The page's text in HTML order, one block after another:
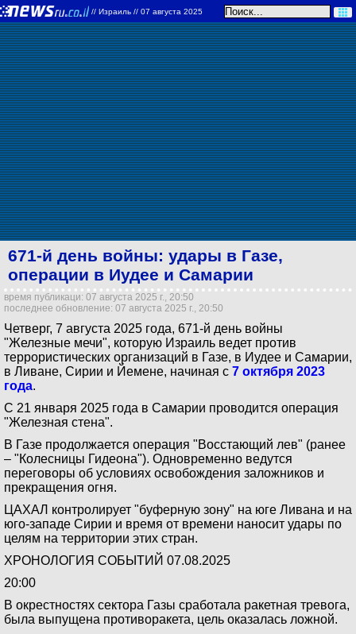
// Израиль // 07 августа 2025
671-й день войны: удары в Газе,
операции в Иудее и Самарии
время публикаци: 07 августа 2025 г., 20:50
последнее обновление: 07 августа 2025 г., 20:50
Четверг, 7 августа 2025 года, 671-й день войны
"Железные мечи", которую Израиль ведет против
террористических организаций в Газе, в Иудее и Самарии,
в Ливане, Сирии и Йемене, начиная с 7 октября 2023
года.
C 21 января 2025 года в Самарии проводится операция
"Железная стена".
В Газе продолжается операция "Восстающий лев" (ранее
– "Колесницы Гидеона"). Одновременно ведутся
переговоры об условиях освобождения заложников и
прекращения огня.
ЦАХАЛ контролирует "буферную зону" на юге Ливана и на
юго-западе Сирии и время от времени наносит удары по
целям на территории этих стран.
ХРОНОЛОГИЯ СОБЫТИЙ 07.08.2025
20:00
В окрестностях сектора Газы сработала ракетная тревога,
была выпущена противоракета, цель оказалась ложной.